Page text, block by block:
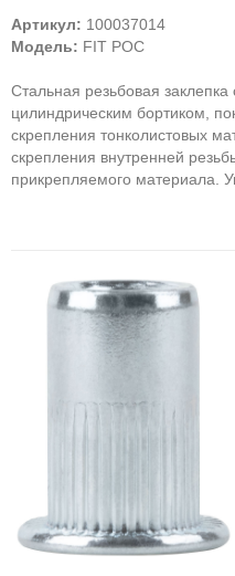
Артикул: 100037014
Модель: FIT РОС
Стальная резьбовая
цилиндрическим бортиком,
скрепления тонколистовых
скрепления внутренней
прикрепляемого материала.